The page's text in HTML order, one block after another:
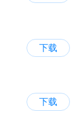
下载
下载